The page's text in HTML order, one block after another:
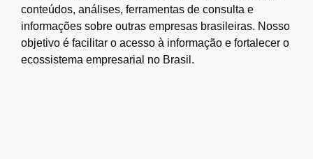
conteúdos, análises, ferramentas de consulta e
informações sobre outras empresas brasileiras. Nosso
objetivo é facilitar o acesso à informação e fortalecer o
ecossistema empresarial no Brasil.